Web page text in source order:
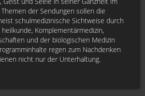
Themen der Sendungen sollen die
schulmedizinische Sichtweise durch
Komplementärmedizin,
und der biologischen Medizin
regen zum Nachdenken
nicht nur der Unterhaltung.